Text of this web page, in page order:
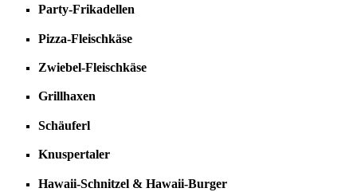
Party-Frikadellen
Pizza-Fleischkäse
Zwiebel-Fleischkäse
Grillhaxen
Schäuferl
Knuspertaler
Hawaii-Schnitzel & Hawaii-Burger